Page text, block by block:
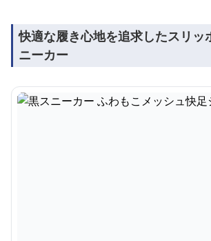
快適な履き心地を追求したスリッ
ニーカー